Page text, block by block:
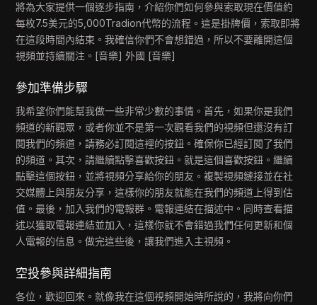
將為大家提供一個逐步指南，介紹你們如何參與索取現在價值約
每枚7.5美元的5,000Tradion代幣的流程。這是掛牌價，索取即將
在這段時間內結束。我確信你們不會想錯過，所以不要離開這個
視頻並持續關注。[音樂] 外國 [音樂]
參加準備步驟
我希望你們能幫我做一些非常少數的事情。首先，如果你是我們
頻道的新觀眾，或者你並不是第一次觀看我們的視頻但還沒有訂
閱我們的頻道，請務必訂閱這裡的按鈕。確保你已經訂閱了我們
的頻道。其次，請繼續點擊喜歡按鈕。就是這個喜歡按鈕。繼續
點擊這個按鈕，並將視頻分享給你的朋友。複製視頻鏈接並在社
交媒體上與朋友分享，這樣你的朋友就能在我們的頻道上得到估
值。最後，加入我們的電報群。電報連結在描述中。同時查看描
述以獲取電報連結並加入，這樣你就不會錯過我們任何更新和個
人電報的信息。做完這些後，讓我們進入主視頻。
空投參與詳細指南
各位，歡迎回來。就像我在這個視頻開始時所說的，我將向你們